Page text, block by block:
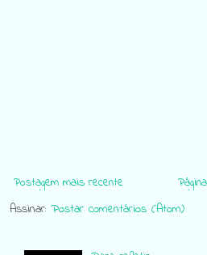
Postagem mais recente
Assinar:Postar comentários (Atom)